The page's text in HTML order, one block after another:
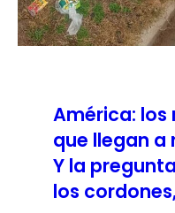
América: los
que llegan
Y la
los